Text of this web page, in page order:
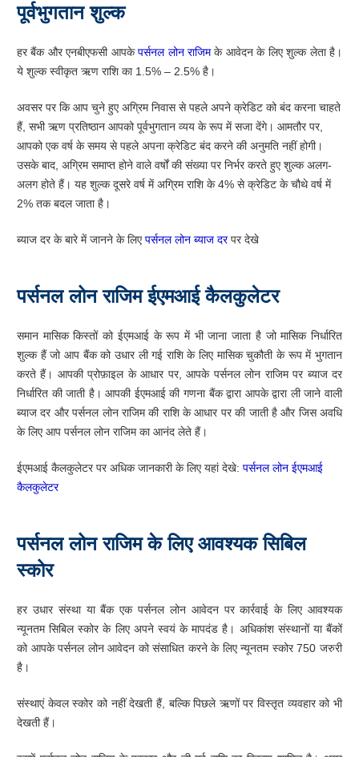
पूर्वभुगतान शुल्क
हर बैंक और एनबीएफसी आपकेपर्सनल लोन राजिमके आवेदन के लिए शुल्क लेता है।
ये शुल्क स्वीकृत ऋण राशि का 1.5% – 2.5% है।
अवसर पर कि आप चुने हुए अग्रिम निवास से पहले अपने क्रेडिट को बंद करना चाहते
हैं, सभी ऋण प्रतिष्ठान आपको पूर्वभुगतान व्यय के रूप में सजा देंगे। आमतौर पर,
आपको एक वर्ष के समय से पहले अपना क्रेडिट बंद करने की अनुमति नहीं होगी।
उसके बाद, अग्रिम समाप्त होने वाले वर्षों की संख्या पर निर्भर करते हुए शुल्क अलग-
अलग होते हैं। यह शुल्क दूसरे वर्ष में अग्रिम राशि के 4% से क्रेडिट के चौथे वर्ष में
2% तक बदल जाता है।
ब्याज दर के बारे में जानने के लिएपर्सनल लोन ब्याज दरपर देखे
पर्सनल लोन राजिम ईएमआई कैलकुलेटर
समान मासिक किस्तों को ईएमआई के रूप में भी जाना जाता है जो मासिक निर्धारित
शुल्क हैं जो आप बैंक को उधार ली गई राशि के लिए मासिक चुकौती के रूप में भुगतान
करते हैं। आपकी प्रोफ़ाइल के आधार पर, आपके पर्सनल लोन राजिम पर ब्याज दर
निर्धारित की जाती है। आपकी ईएमआई की गणना बैंक द्वारा आपके द्वारा ली जाने वाली
ब्याज दर और पर्सनल लोन राजिम की राशि के आधार पर की जाती है और जिस अवधि
के लिए आप पर्सनल लोन राजिम का आनंद लेते हैं।
ईएमआई कैलकुलेटर पर अधिक जानकारी के लिए यहां देखे: पर्सनल लोन ईएमआई
कैलकुलेटर
पर्सनल लोन राजिम के लिए आवश्यक सिबिल
स्कोर
हर उधार संस्था या बैंक एक पर्सनल लोन आवेदन पर कार्रवाई के लिए आवश्यक
न्यूनतम सिबिल स्कोर के लिए अपने स्वयं के मापदंड है। अधिकांश संस्थानों या बैंकों
को आपके पर्सनल लोन आवेदन को संसाधित करने के लिए न्यूनतम स्कोर 750 जरुरी
है।
संस्थाएं केवल स्कोर को नहीं देखती हैं, बल्कि पिछले ऋणों पर विस्तृत व्यवहार को भी
देखती हैं।